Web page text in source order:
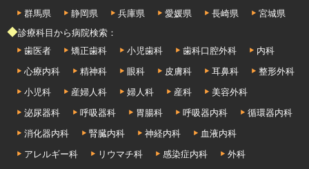
群馬県
静岡県 兵庫県 愛媛県 長崎県
宮城県
◆診療科目から病院検索：
歯医者
矯正歯科 小児歯科 歯科口腔外科
内科
心療内科
精神科 眼科 皮膚科 耳鼻科
整形外科
小児科
産婦人科 婦人科 産科
美容外科
泌尿器科
呼吸器科 胃腸科 呼吸器内科
循環器内科
消化器内科
腎臓内科 神経内科
血液内科
アレルギー科
リウマチ科 感染症内科
外科